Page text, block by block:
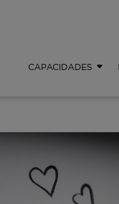
CAPACIDADES